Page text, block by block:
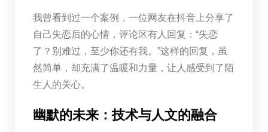
我曾看到过一个案例，一位网友在抖音上分享了
自己失恋后的心情，评论区有人回复：“失恋
了？别难过，至少你还有我。”这样的回复，虽
然简单，却充满了温暖和力量，让人感受到了陌
生人的关心。
幽默的未来：技术与人文的融合